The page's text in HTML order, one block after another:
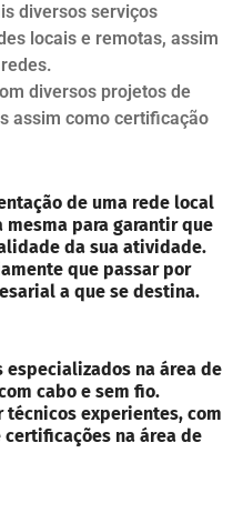
diversos serviços
locais e remotas, assim
diversos projetos de
assim como certificação
de uma rede local
para garantir que
da sua atividade.
que passar por
a que se destina.
especializados na área de
cabo e sem fio.
técnicos experientes, com
na área de